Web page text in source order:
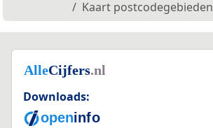
Kaart postcodegebieden
Downloads: